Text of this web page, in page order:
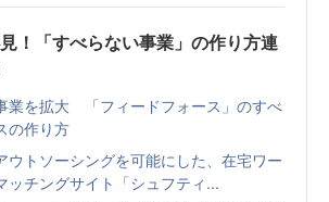
！「すべらない事業」の作り方連
業を拡大 「フィードフォース」のすべ
の作り方
ウトソーシングを可能にした、在宅ワー
ッチングサイト「シュフティ...